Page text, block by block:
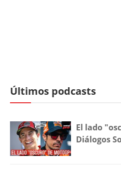
Últimos podcasts
El lado
Diálogos